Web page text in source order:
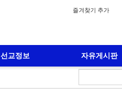
즐겨찾기 추가
선교정보 자유게시판